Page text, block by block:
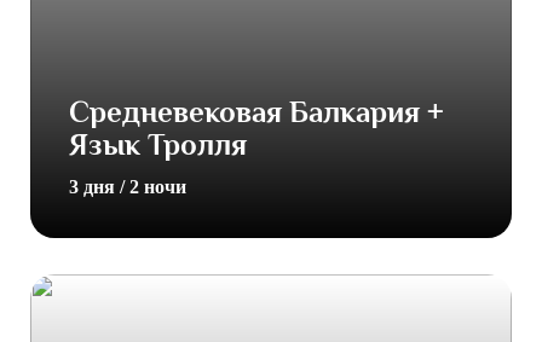
Средневековая Балкария +
Язык Тролля
3 дня / 2 ночи